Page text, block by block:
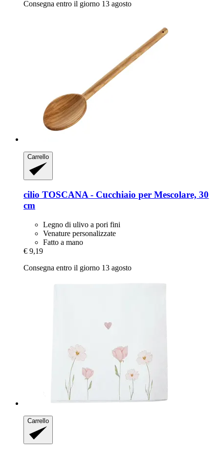
Consegna entro il giorno 13 agosto
Carrello
cilio TOSCANA -​ Cucchiaio per Mescolare, 30
cm
Legno di ulivo a pori fini
Venature personalizzate
Fatto a mano
€ 9,19
Consegna entro il giorno 13 agosto
Carrello